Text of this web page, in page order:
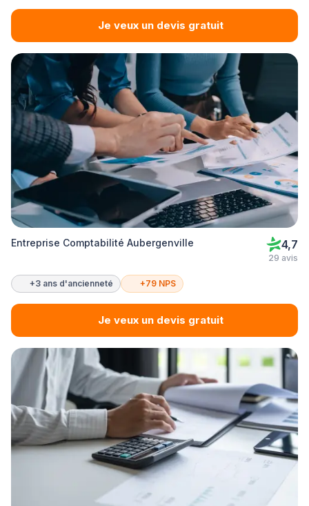
Je veux un devis gratuit
Entreprise Comptabilité Aubergenville 4,7
29 avis
+3 ans d'ancienneté +79 NPS
Je veux un devis gratuit